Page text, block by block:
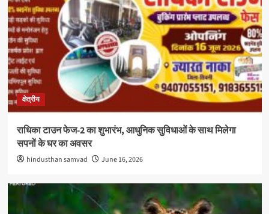
क्षेत्रीय
राधिका टाउन फेज-2 का शुभारंभ, आधुनिक सुविधाओं के साथ मिलेगा
सपनों के घर का अवसर
hindusthan samvad June 16, 2026